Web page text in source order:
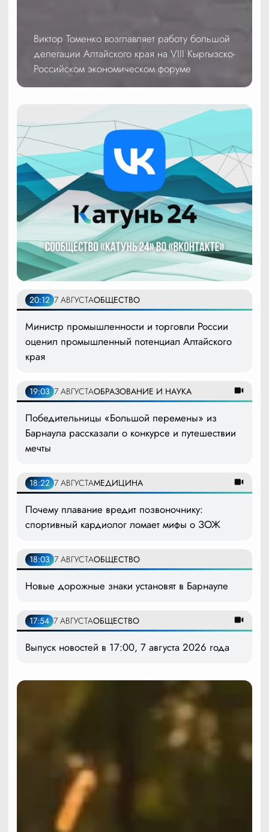
Виктор Томенко возглавляет работу большой
делегации Алтайского края на VIII Кыргызско-
Российском экономическом форуме
20:12 7 АВГУСТАОБЩЕСТВО
Министр промышленности и торговли России
оценил промышленный потенциал Алтайского
края
19:03 7 АВГУСТАОБРАЗОВАНИЕ И НАУКА
Победительницы «Большой перемены» из
Барнаула рассказали о конкурсе и путешествии
мечты
18:22 7 АВГУСТАМЕДИЦИНА
Почему плавание вредит позвоночнику:
спортивный кардиолог ломает мифы о ЗОЖ
18:03 7 АВГУСТАОБЩЕСТВО
Новые дорожные знаки установят в Барнауле
17:54 7 АВГУСТАОБЩЕСТВО
Выпуск новостей в 17:00, 7 августа 2026 года